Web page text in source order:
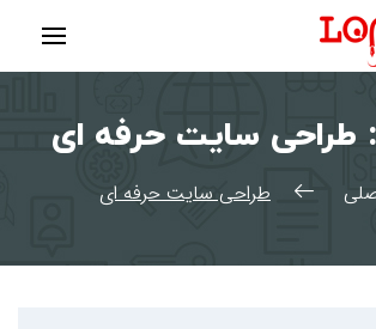
طراحی سایت حرفه ای
طراحی سایت حرفه ای